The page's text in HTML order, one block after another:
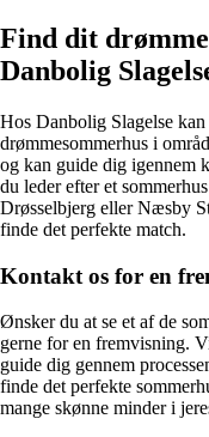
Find dit
Danbolig
Hos Danbolig Slagelse
drømmesommerhus i
og kan guide dig igennem
du leder efter et
Drøsselbjerg eller Næsby
finde det perfekte match.
Kontakt os for en
Ønsker du at se et af de
gerne for en fremvisning.
guide dig gennem
finde det perfekte
mange skønne minder i